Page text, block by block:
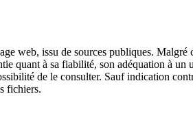
web, issu de sources publiques.
quant à sa fiabilité, son adéquation à
de le consulter. Sauf indication
fichiers.